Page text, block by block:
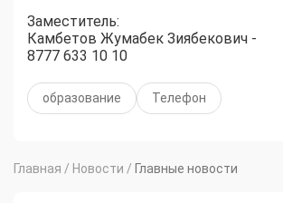
Заместитель:
Камбетов Жумабек Зиябекович -
8777 633 10 10
образование Телефон
Главная / Новости / Главные новости